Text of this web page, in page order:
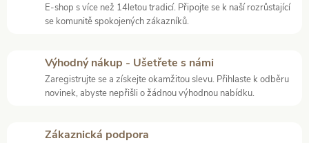
E-shop s více než 14letou tradicí. Připojte se k naší rozrůstající
se komunitě spokojených zákazníků.
Výhodný nákup - Ušetřete s námi
Zaregistrujte se a získejte okamžitou slevu. Přihlaste k odběru
novinek, abyste nepřišli o žádnou výhodnou nabídku.
Zákaznická podpora